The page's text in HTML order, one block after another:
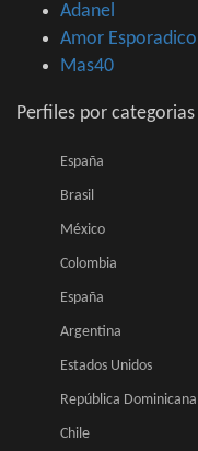
Adanel
Amor Esporadico
Mas40
Perfiles por categorias
España
Brasil
México
Colombia
España
Argentina
Estados Unidos
República Dominicana
Chile